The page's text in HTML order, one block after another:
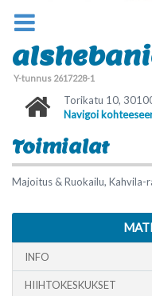
Y-tunnus 2617228-1
Torikatu 10,
Navigoi
Toimialat
Majoitus & Ruokailu, Kahvila-
INFO
HIIHTOKESKUKSET